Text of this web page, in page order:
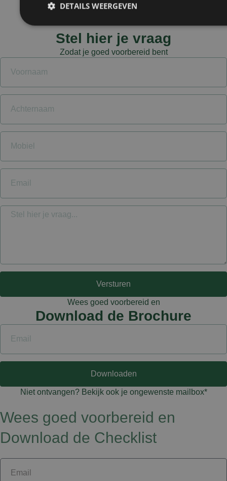
Stel hier je vraag
Zodat je goed voorbereid bent
Versturen
Wees goed voorbereid en
Download de Brochure
Downloaden
Niet ontvangen? Bekijk ook je ongewenste mailbox*
Wees goed voorbereid en
Download de Checklist
DETAILS WEERGEVEN
Prestatie
wp-
wpml_current_language
Sessie